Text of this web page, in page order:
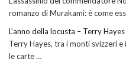
romanzo di Murakami: è come
L’anno della locusta – Terry Hayes
Terry Hayes, tra i monti svizzeri
le carte …